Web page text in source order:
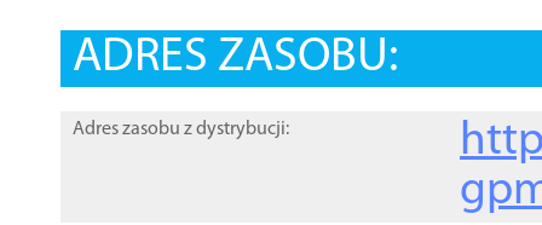
ADRES ZASOBU:
Adres zasobu z dystrybucji: